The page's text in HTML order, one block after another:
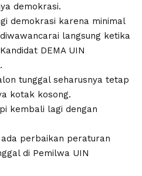
demokrasi.
demokrasi karena minimal
langsung ketika
DEMA UIN
tunggal seharusnya tetap
kotak kosong.
kembali lagi dengan
perbaikan peraturan
di Pemilwa UIN